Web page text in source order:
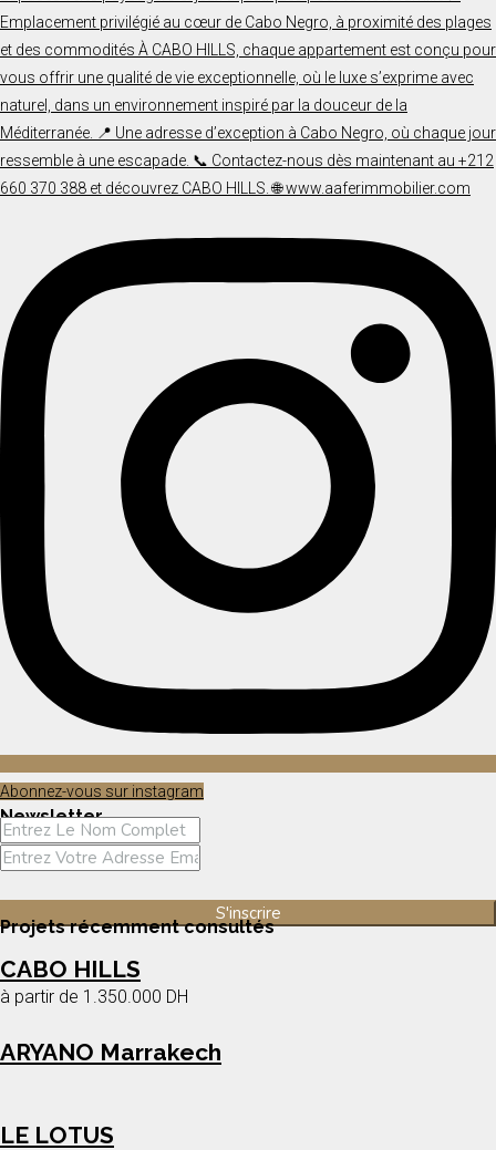
Abonnez-vous sur instagram
Newsletter
Projets récemment consultés
CABO HILLS
à partir de 1.350.000 DH
ARYANO Marrakech
LE LOTUS